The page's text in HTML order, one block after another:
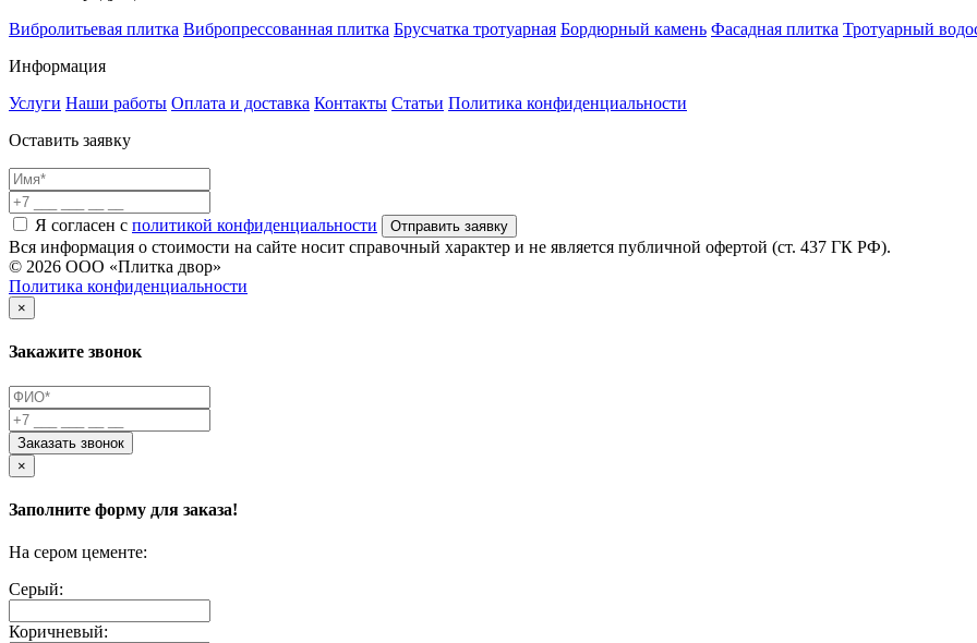
Вибролитьевая плитка Вибропрессованная плитка Брусчатка тротуарная Бордюрный камень Фасадная плитка Тротуарный
Информация
Услуги Наши работы Оплата и доставка Контакты Статьи Политика конфиденциальности
Оставить заявку
Я согласен с политикой конфиденциальности Отправить заявку
Вся информация о стоимости на сайте носит справочный характер и не является публичной офертой (ст. 437 ГК РФ).
© 2026 ООО «Плитка двор»
Политика конфиденциальности
×
Закажите звонок
Заказать звонок
×
Заполните форму для заказа!
На сером цементе:
Серый:
Коричневый: